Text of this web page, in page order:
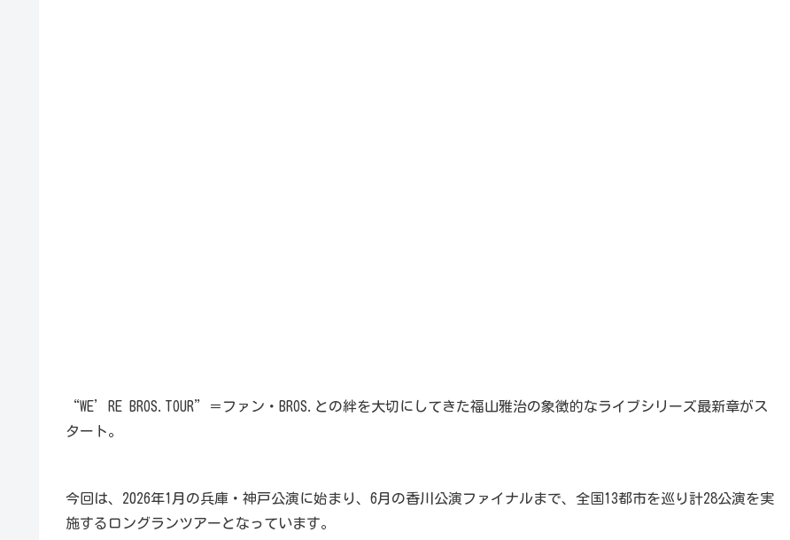
“WE’RE BROS.TOUR”＝ファン・BROS.との絆を大切にしてきた福山雅治の象徴的なライブシリーズ最新章がス
タート。
今回は、2026年1月の兵庫・神戸公演に始まり、6月の香川公演ファイナルまで、全国13都市を巡り計28公演を実
施するロングランツアーとなっています。